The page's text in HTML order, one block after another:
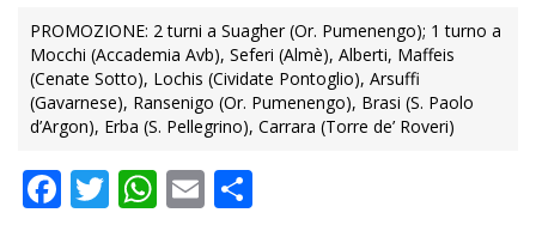
PROMOZIONE: 2 turni a Suagher (Or. Pumenengo); 1 turno a
Mocchi (Accademia Avb), Seferi (Almè), Alberti, Maffeis
(Cenate Sotto), Lochis (Cividate Pontoglio), Arsuffi
(Gavarnese), Ransenigo (Or. Pumenengo), Brasi (S. Paolo
d’Argon), Erba (S. Pellegrino), Carrara (Torre de’ Roveri)
Facebook
Twitter
WhatsApp
Email